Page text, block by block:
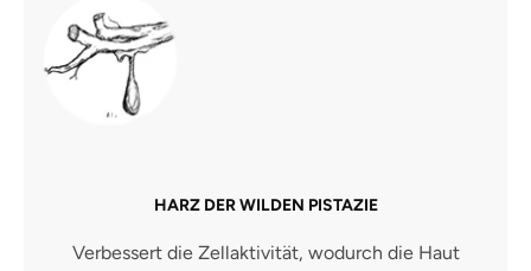
HARZ DER WILDEN PISTAZIE
Verbessert die Zellaktivität, wodurch die Haut